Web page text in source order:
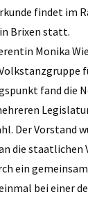
findet im
Brixen statt.
Monika
fand die
Der Vorstand
die staatlichen
ein
bei einer